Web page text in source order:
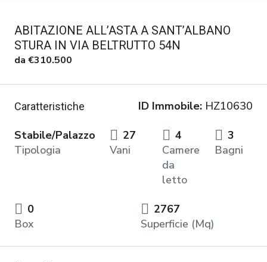
ABITAZIONE ALL’ASTA A SANT’ALBANO
STURA IN VIA BELTRUTTO 54N
da €310.500
Caratteristiche ID Immobile: HZ10630
Stabile/Palazzo
Tipologia
27
Vani
4
Camere
da
letto
3
Bagni
0
Box
2767
Superficie (Mq)